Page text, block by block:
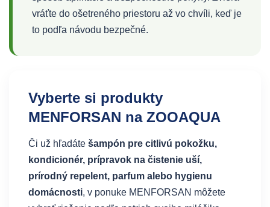
vráťte do ošetreného priestoru až vo chvíli, keď je
to podľa návodu bezpečné.
Vyberte si produkty
MENFORSAN na ZOOAQUA
Či už hľadáte šampón pre citlivú pokožku,
kondicionér, prípravok na čistenie uší,
prírodný repelent, parfum alebo hygienu
domácnosti, v ponuke MENFORSAN môžete